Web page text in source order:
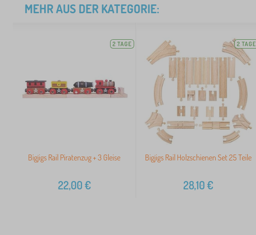
MEHR AUS DER KATEGORIE:
2 TAGE
Bigjigs Rail Piratenzug + 3 Gleise
22,00€
2 TAGE
Bigjigs Rail Holzschienen Set 25 Teile
28,10€